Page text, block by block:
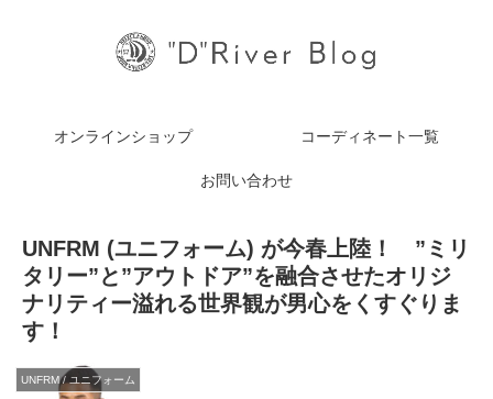
オンラインショップ コーディネート一覧
お問い合わせ
UNFRM (ユニフォーム) が今春上陸！ ”ミリ
タリー”と”アウトドア”を融合させたオリジ
ナリティー溢れる世界観が男心をくすぐりま
す！
UNFRM / ユニフォーム